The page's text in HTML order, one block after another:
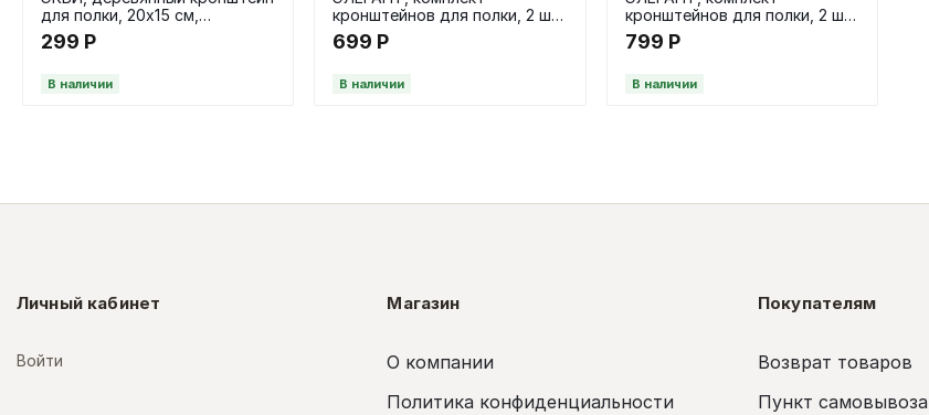
для полки, 20х15 см,
натуральный
299 Р
В наличии
кронштейнов для полки, 2 шт,
15х10 см, натуральный
699 Р
В наличии
кронштейнов для полки, 2 шт,
20х12.5 см, натуральный
799 Р
В наличии
Личный кабинет
Войти
Магазин
О компании
Политика конфиденциальности
Покупателям
Возврат товаров
Пункт самовывоза